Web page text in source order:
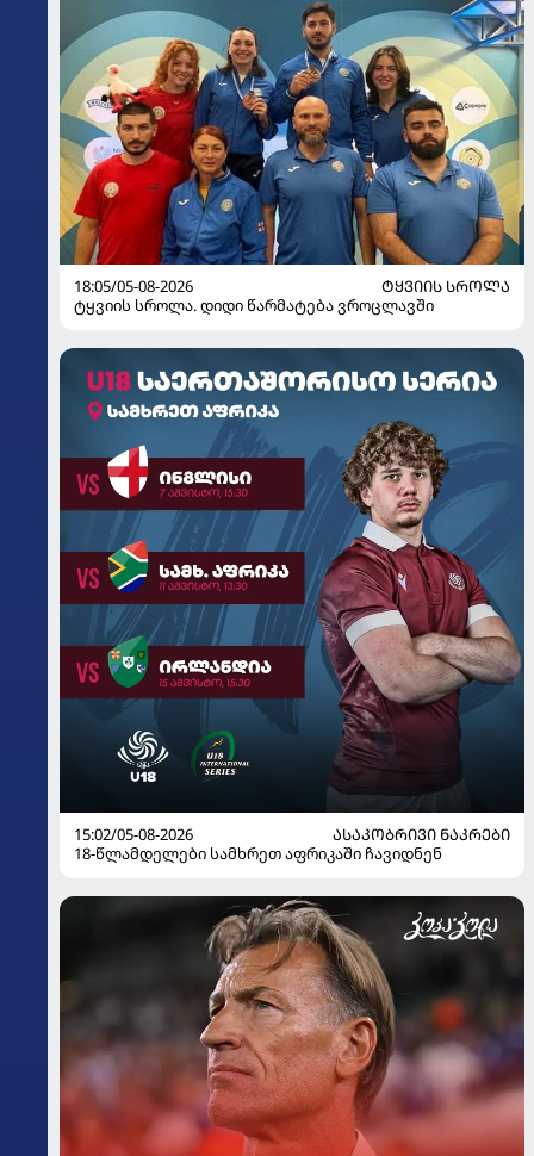
18:05/05-08-2026
ᲢᲧᲕᲘᲘᲡ ᲡᲠᲝᲚᲐ
ტყვიის სროლა. დიდი წარმატება ვროცლავში
15:02/05-08-2026
ᲐᲡᲐᲙᲝᲑᲠᲘᲕᲘ ᲜᲐᲙᲠᲔᲑᲘ
18-წლამდელები სამხრეთ აფრიკაში ჩავიდნენ